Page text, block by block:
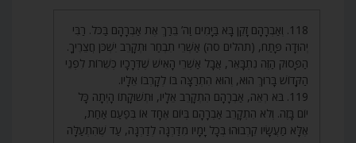
118. וְאַבְרָהָם זָקֵן בָּא בַּיָּמִים וַה’ בֵּרַךְ אֶת אַבְרָהָם בַּכֹּל. רַבִּי
יְהוּדָה פָּתַח, (תהלים סה) אַשְׁרֵי תִבְחַר וּתְקָרֵב יִשְׁכֹּן חֲצֵרֶיךָ.
הַפָּסוּק הַזֶּה נִתְבָּאֵר, אֲבָל אַשְׁרֵי הָאִישׁ שֶׁדְּרָכָיו כְּשֵׁרוֹת לִפְנֵי
הַקָּדוֹשׁ בָּרוּךְ הוּא, וְהוּא הִתְרַצָּה בּוֹ לְקָרְבוֹ אֵלָיו.
119. בֹּא רְאֵה, אַבְרָהָם הִתְקָרֵב אֵלָיו, וּתְשׁוּקָתוֹ הָיְתָה כָּל
יוֹם בָּזֶה. וְלֹא הִתְקָרֵב אַבְרָהָם בְּיוֹם אֶחָד אוֹ בְּפַעַם אַחַת,
אֶלָּא מַעֲשָׂיו קֵרְבוּהוּ בְּכָל יָמָיו מִדַּרְגָּה לְדַרְגָּה, עַד שֶׁהִתְעַלָּה